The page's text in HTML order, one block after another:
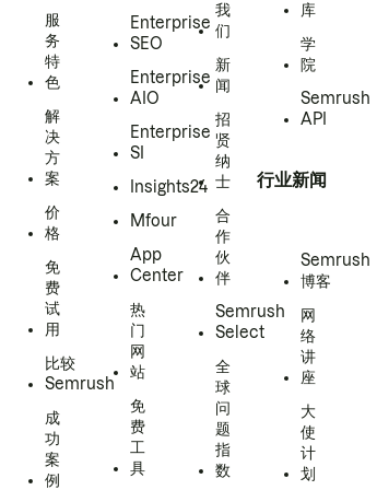
服
务
特
色
解
决
方
案
价
格
免
费
试
用
比较
Semrush
成
功
案
例
Enterprise
SEO
Enterprise
AIO
Enterprise
SI
Insights24
Mfour
App
Center
热
门
网
站
免
费
工
具
我
们
新
闻
招
贤
纳
士
合
作
伙
伴
Semrush
Select
全
球
问
题
指
数
库
学
院
Semrush
API
行业新闻
Semrush
博客
网
络
讲
座
大
使
计
划